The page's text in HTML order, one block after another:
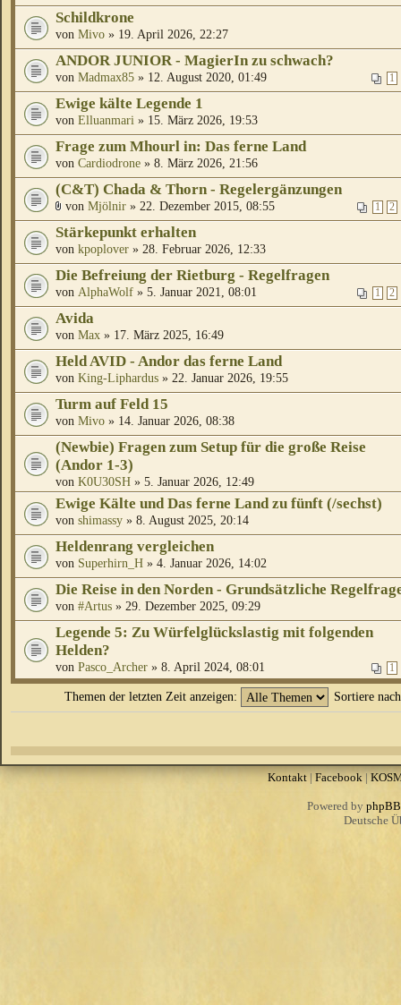
Schildkrone
von Mivo » 19. April 2026, 22:27
ANDOR JUNIOR - MagierIn zu schwach?
1
von Madmax85 » 12. August 2020, 01:49
Ewige kälte Legende 1
von Elluanmari » 15. März 2026, 19:53
Frage zum Mhourl in: Das ferne Land
von Cardiodrone » 8. März 2026, 21:56
(C&T) Chada & Thorn - Regelergänzungen
1 2
von Mjölnir » 22. Dezember 2015, 08:55
Stärkepunkt erhalten
von kpoplover » 28. Februar 2026, 12:33
Die Befreiung der Rietburg - Regelfragen
1 2
von AlphaWolf » 5. Januar 2021, 08:01
Avida
von Max » 17. März 2025, 16:49
Held AVID - Andor das ferne Land
von King-Liphardus » 22. Januar 2026, 19:55
Turm auf Feld 15
von Mivo » 14. Januar 2026, 08:38
(Newbie) Fragen zum Setup für die große Reise
(Andor 1-3)
von K0U30SH » 5. Januar 2026, 12:49
Ewige Kälte und Das ferne Land zu fünft (/sechst)
von shimassy » 8. August 2025, 20:14
Heldenrang vergleichen
von Superhirn_H » 4. Januar 2026, 14:02
Die Reise in den Norden - Grundsätzliche
von #Artus » 29. Dezember 2025, 09:29
Legende 5: Zu Würfelglückslastig mit folgenden
Helden?
1
von Pasco_Archer » 8. April 2024, 08:01
Themen der letzten Zeit anzeigen: Sortiere
Kontakt|Facebook|
Powered by phpBB
Deutsche